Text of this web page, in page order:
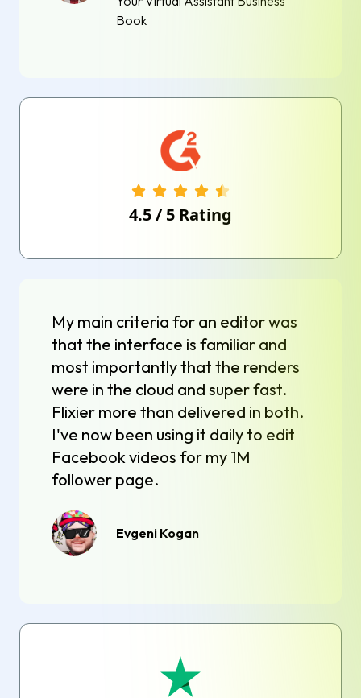
Book
4.5/ 5 Rating
My main criteria for an editor was
that the interface is familiar and
most importantly that the renders
were in the cloud and super fast.
Flixier more than delivered in both.
I've now been using it daily to edit
Facebook videos for my 1M
follower page.
Evgeni Kogan